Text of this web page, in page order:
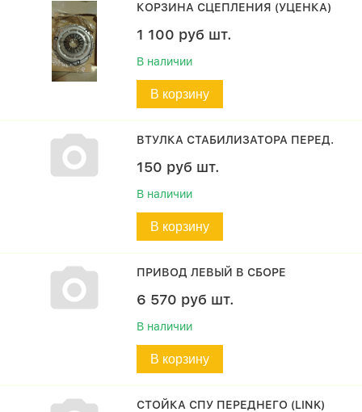
КОРЗИНА СЦЕПЛЕНИЯ (УЦЕНКА)
1 100 руб шт.
В наличии
В корзину
ВТУЛКА СТАБИЛИЗАТОРА ПЕРЕД.
150 руб шт.
В наличии
В корзину
ПРИВОД ЛЕВЫЙ В СБОРЕ
6 570 руб шт.
В наличии
В корзину
СТОЙКА СПУ ПЕРЕДНЕГО (LINK)